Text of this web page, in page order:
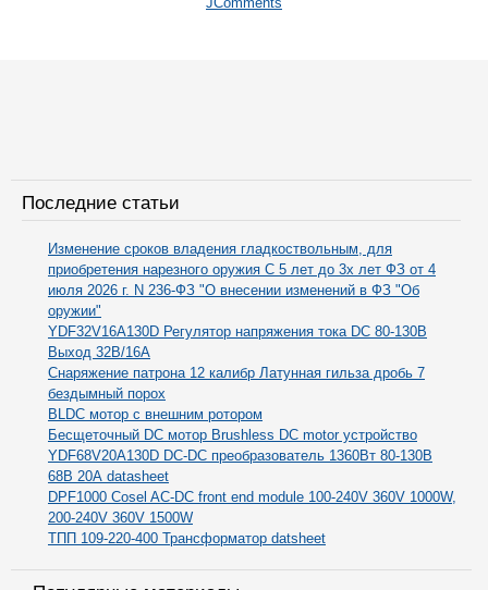
Последние статьи
Изменение сроков владения гладкоствольным, для
приобретения нарезного оружия С 5 лет до 3х лет ФЗ от 4
июля 2026 г. N 236-ФЗ "О внесении изменений в ФЗ "Об
оружии"
YDF32V16A130D Регулятор напряжения тока DC 80-130В
Выход 32В/16А
Снаряжение патрона 12 калибр Латунная гильза дробь 7
бездымный порох
BLDC мотор с внешним ротором
Бесщеточный DC мотор Brushless DC motor устройство
YDF68V20A130D DC-DC преобразователь 1360Вт 80-130В
68В 20А datasheet
DPF1000 Cosel AC-DC front end module 100-240V 360V 1000W,
200-240V 360V 1500W
ТПП 109-220-400 Трансформатор datsheet